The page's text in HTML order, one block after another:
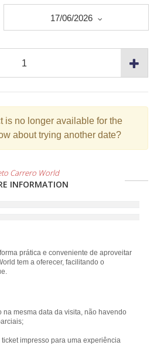
17/06/2026
is no longer available for the
about trying another date?
Carrero World
INFORMATION
prática e conveniente de aproveitar
tem a oferecer, facilitando o
na mesma data da visita, não havendo
impresso para uma experiência